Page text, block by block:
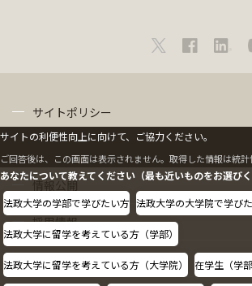
サイトポリシー
情報公開
採用情報
教職員の方へ
サイトの利便性向上に向けて、ご協力ください。
ご回答後は、この画面は表示されません。取得した情報は統計
あなたについて教えてください（最も近いものをお選びく
法政大学の学部で学びたい方 法政大学の大学院で学び
法政大学に留学を考えている方（学部）
法政大学に留学を考えている方（大学院） 在学生（学部